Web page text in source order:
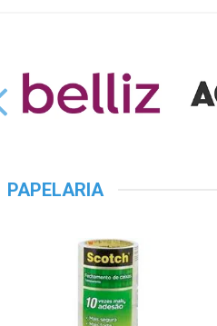
PAPELARIA